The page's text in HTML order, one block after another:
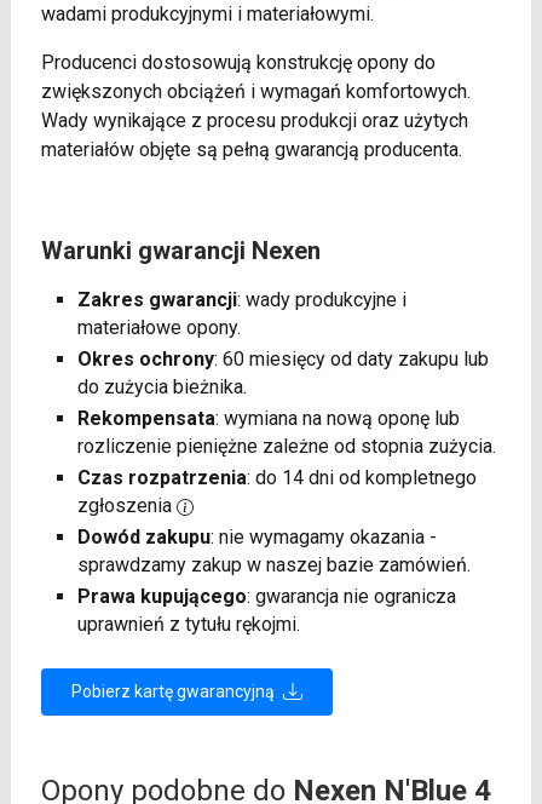
wadami produkcyjnymi i materiałowymi.
Producenci dostosowują konstrukcję opony do
zwiększonych obciążeń i wymagań komfortowych.
Wady wynikające z procesu produkcji oraz użytych
materiałów objęte są pełną gwarancją producenta.
Warunki gwarancji Nexen
Zakres gwarancji: wady produkcyjne i
materiałowe opony.
Okres ochrony: 60 miesięcy od daty zakupu lub
do zużycia bieżnika.
Rekompensata: wymiana na nową oponę lub
rozliczenie pieniężne zależne od stopnia zużycia.
Czas rozpatrzenia: do 14 dni od kompletnego
zgłoszenia
Dowód zakupu: nie wymagamy okazania -
sprawdzamy zakup w naszej bazie zamówień.
Prawa kupującego: gwarancja nie ogranicza
uprawnień z tytułu rękojmi.
Pobierz kartę gwarancyjną
Opony podobne do Nexen N'Blue 4